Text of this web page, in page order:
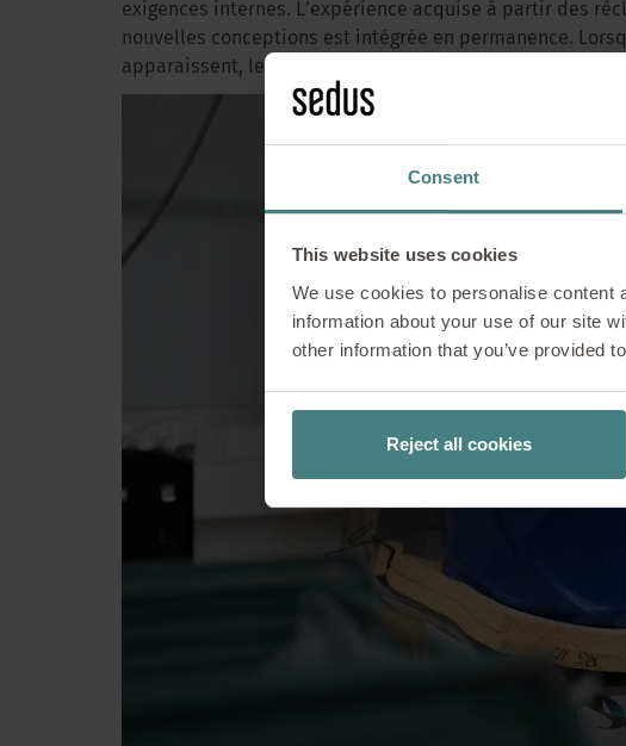
Consent
This website uses cookies
We use cookies to personalise content
information about your use of our site
other information that you’ve provided
Reject all cookies
Travailler
Rarement celui qui utilise
un produit est durable,
processus, mais que les
exigences internes. L’expérience acquise à partir des
nouvelles conceptions est intégrée en permanence.
apparaissent, le laboratoire d’essai développe même